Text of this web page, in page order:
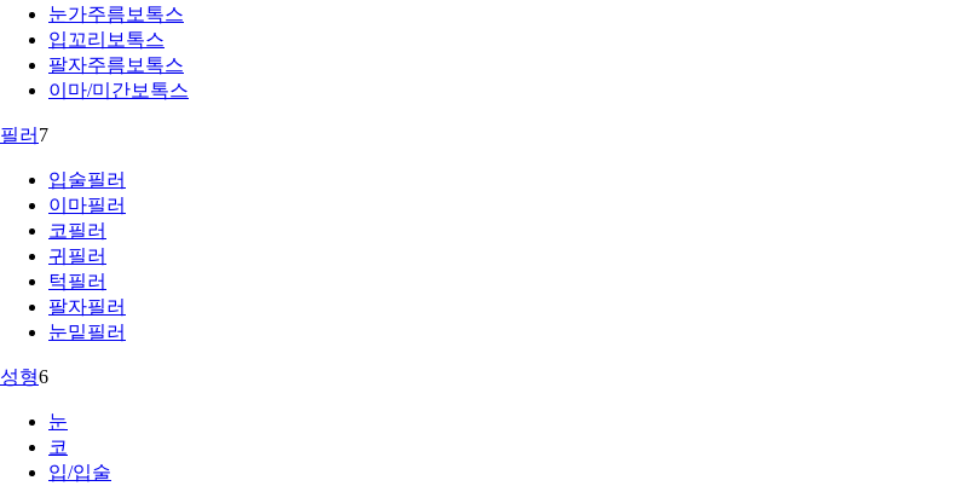
눈가주름보톡스
입꼬리보톡스
팔자주름보톡스
이마/미간보톡스
필러 7
입술필러
이마필러
코필러
귀필러
턱필러
팔자필러
눈밑필러
성형6
눈
코
입/입술